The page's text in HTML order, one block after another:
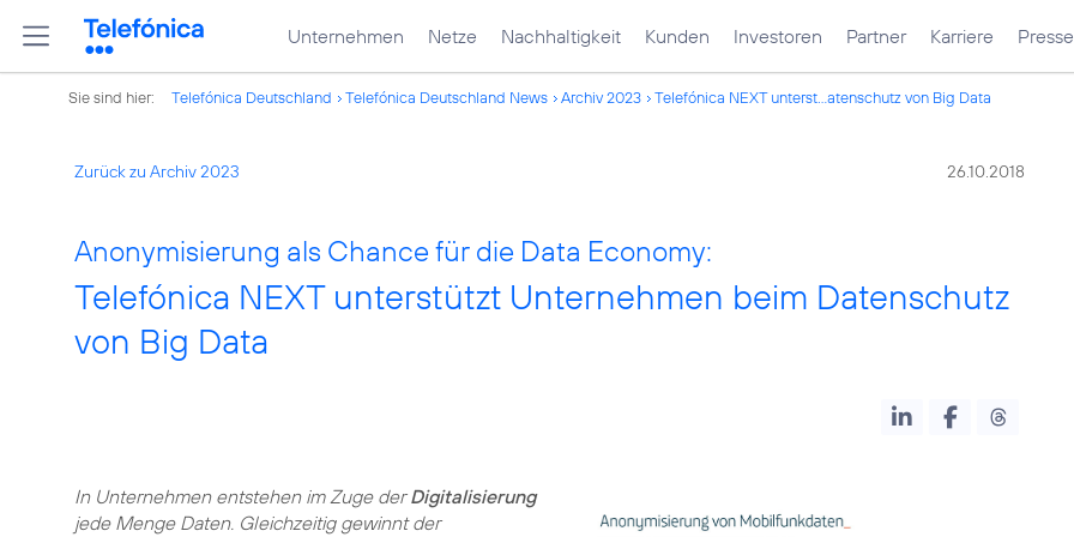
Unternehmen Netze Nachhaltigkeit Kunden Investoren Partner Karriere Presse
Sie sind hier: Telefónica Deutschland Telefónica Deutschland News Archiv 2023 Telefónica NEXT unterst...atenschutz von Big Data
Zurück zu Archiv 2023 26.10.2018
Anonymisierung als Chance für die Data Economy:
Telefónica NEXT unterstützt Unternehmen beim Datenschutz
von Big Data
In Unternehmen entstehen im Zuge derDigitalisierung
jede Menge Daten. Gleichzeitig gewinnt der